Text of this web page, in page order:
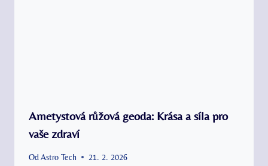
Ametystová růžová geoda: Krása a síla pro
vaše zdraví
Od Astro Tech 21. 2. 2026